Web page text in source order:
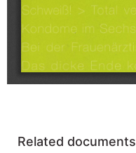
Related documents